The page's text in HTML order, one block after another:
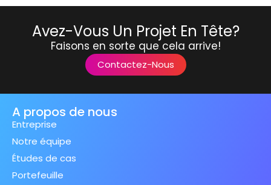
Avez-Vous Un Projet En Tête?
Faisons en sorte que cela arrive!
Contactez-Nous
A propos de nous
Entreprise
Notre équipe
Études de cas
Portefeuille